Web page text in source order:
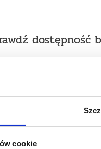
cookie
dostępność